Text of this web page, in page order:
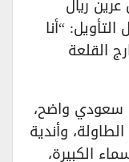
ريال
“أنا
القلعة
سعودي واضح،
وأندية
الكبيرة،